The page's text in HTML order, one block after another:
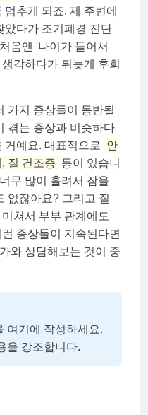
추게 되죠. 제 주변에
았다가 조기폐경 진단
음엔 '나이가 들어서
각하다가 뒤늦게 후회
가지 증상들이 동반될
겪는 증상과 비슷하다
거예요. 대표적으로
안
질 건조증 등이 있습니
무 많이 흘려서 잠을
없잖아요? 그리고 질
쳐서 부부 관계에도
증상들이 지속된다면
와 상담해보는 것이 중
여기에 작성하세요.
을 강조합니다.